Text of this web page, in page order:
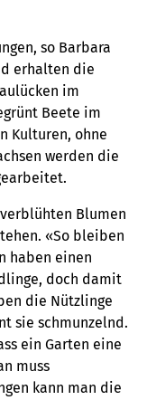
so Barbara
erhalten die
im
Beete im
Kulturen, ohne
werden die
Blumen
«So bleiben
haben einen
doch damit
die Nützlinge
sie schmunzelnd.
ein Garten eine
muss
kann man die